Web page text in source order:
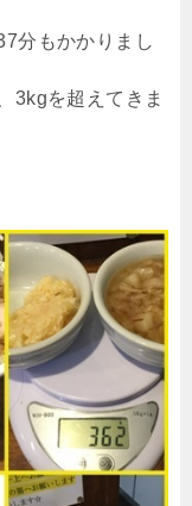
分もかかりまし
3kgを超えてきま